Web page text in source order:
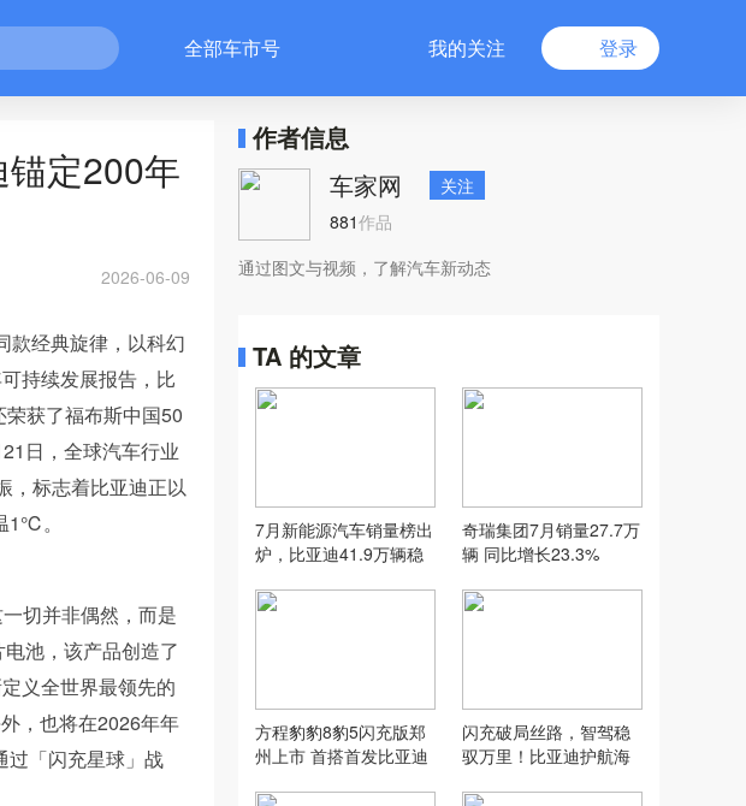
全部车市号 我的关注 登录
定200年
2026-06-09
款经典旋律，以科幻
持续发展报告，比
获了福布斯中国50
日，全球汽车行业
，标志着比亚迪正以
1℃。
切并非偶然，而是
池，该产品创造了
义全世界最领先的
，也将在2026年年
过「闪充星球」战
作者信息
车家网
关注
881作品
通过图文与视频，了解汽车新动态
TA 的文章
7月新能源汽车销量榜出
炉，比亚迪41.9万辆稳
奇瑞集团7月销量27.7万
辆 同比增长23.3%
方程豹豹8豹5闪充版郑
州上市 首搭首发比亚迪
闪充破局丝路，智驾稳
驭万里！比亚迪护航海